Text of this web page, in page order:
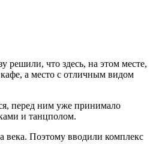
решили, что здесь, на этом месте,
а место с отличным видом
перед ним уже принимало
и танцполом.
века. Поэтому вводили комплекс